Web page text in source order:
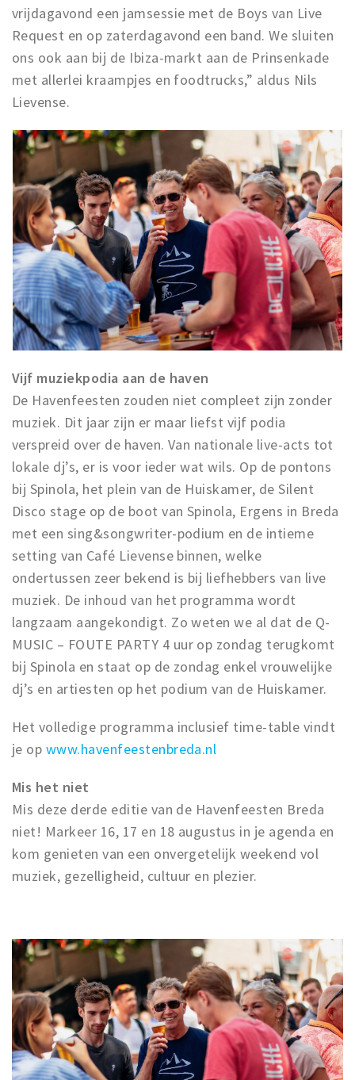
vrijdagavond een jamsessie met de Boys van Live
Request en op zaterdagavond een band. We sluiten
ons ook aan bij de Ibiza-markt aan de Prinsenkade
met allerlei kraampjes en foodtrucks,” aldus Nils
Lievense.
Vijf muziekpodia aan de haven
De Havenfeesten zouden niet compleet zijn zonder
muziek. Dit jaar zijn er maar liefst vijf podia
verspreid over de haven. Van nationale live-acts tot
lokale dj’s, er is voor ieder wat wils. Op de pontons
bij Spinola, het plein van de Huiskamer, de Silent
Disco stage op de boot van Spinola, Ergens in Breda
met een sing&songwriter-podium en de intieme
setting van Café Lievense binnen, welke
ondertussen zeer bekend is bij liefhebbers van live
muziek. De inhoud van het programma wordt
langzaam aangekondigt. Zo weten we al dat de Q-
MUSIC – FOUTE PARTY 4 uur op zondag terugkomt
bij Spinola en staat op de zondag enkel vrouwelijke
dj’s en artiesten op het podium van de Huiskamer.
Het volledige programma inclusief time-table vindt
je op www.havenfeestenbreda.nl
Mis het niet
Mis deze derde editie van de Havenfeesten Breda
niet! Markeer 16, 17 en 18 augustus in je agenda en
kom genieten van een onvergetelijk weekend vol
muziek, gezelligheid, cultuur en plezier.